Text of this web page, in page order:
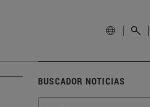
BUSCADOR NOTICIAS